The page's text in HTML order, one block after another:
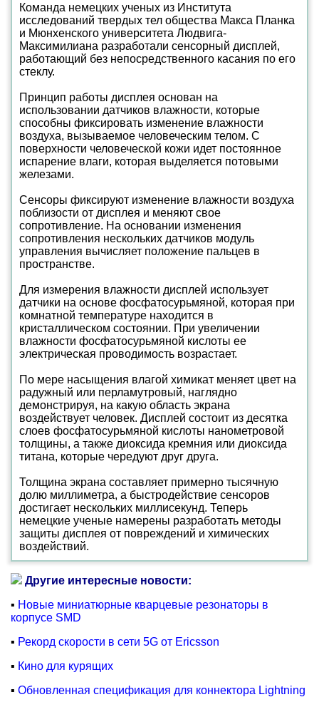
Команда немецких ученых из Института
исследований твердых тел общества Макса Планка
и Мюнхенского университета Людвига-
Максимилиана разработали сенсорный дисплей,
работающий без непосредственного касания по его
стеклу.
Принцип работы дисплея основан на
использовании датчиков влажности, которые
способны фиксировать изменение влажности
воздуха, вызываемое человеческим телом. С
поверхности человеческой кожи идет постоянное
испарение влаги, которая выделяется потовыми
железами.
Сенсоры фиксируют изменение влажности воздуха
поблизости от дисплея и меняют свое
сопротивление. На основании изменения
сопротивления нескольких датчиков модуль
управления вычисляет положение пальцев в
пространстве.
Для измерения влажности дисплей использует
датчики на основе фосфатосурьмяной, которая при
комнатной температуре находится в
кристаллическом состоянии. При увеличении
влажности фосфатосурьмяной кислоты ее
электрическая проводимость возрастает.
По мере насыщения влагой химикат меняет цвет на
радужный или перламутровый, наглядно
демонстрируя, на какую область экрана
воздействует человек. Дисплей состоит из десятка
слоев фосфатосурьмяной кислоты нанометровой
толщины, а также диоксида кремния или диоксида
титана, которые чередуют друг друга.
Толщина экрана составляет примерно тысячную
долю миллиметра, а быстродействие сенсоров
достигает нескольких миллисекунд. Теперь
немецкие ученые намерены разработать методы
защиты дисплея от повреждений и химических
воздействий.
Другие интересные новости:
▪ Новые миниатюрные кварцевые резонаторы в
корпусе SMD
▪ Рекорд скорости в сети 5G от Ericsson
▪ Кино для курящих
▪ Обновленная спецификация для коннектора Lightning